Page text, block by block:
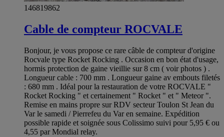
146819862
Cable de compteur ROCVALE
Bonjour, je vous propose ce rare câble de compteur d'origine
Rocvale type Rocket Rocking . Occasion en bon état d'usage,
hormis protection de gaine vieillie sur 8 cm ( voir photos ) .
Longueur cable : 700 mm . Longueur gaine av embouts filetés
: 680 mm . Idéal pour la restauration de votre ROCVALE "
Rocket Rocking " et certainement " Rocket " et " Meteor ".
Remise en mains propre sur RDV secteur Toulon St Jean du
Var le samedi / Pierrefeu du Var en semaine. Expédition
possible rapide et soignée sous Colissimo suivi pour 5,95 € ou
4,55 par Mondial relay.